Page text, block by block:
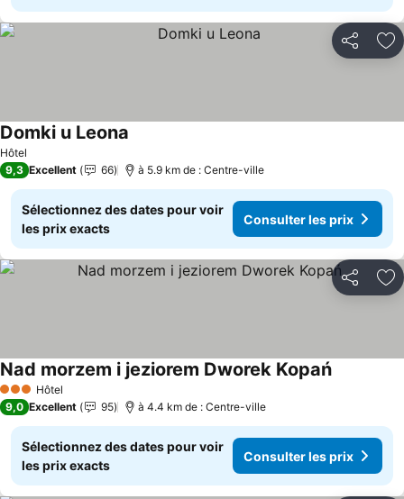
Partager
Hôtel
Domki u Leona
9,3 Excellent 66 à 5.9 km de : Centre-ville
Sélectionnez des dates pour voir
les prix exacts
Consulter les prix
Partager
3 ÉtoilesHôtel
Nad morzem i jeziorem Dworek KopańConsulter
9,0 Excellent 95 à 4.4 km de : Centre-ville
Sélectionnez des dates pour voir
les prix exacts
Consulter les prix